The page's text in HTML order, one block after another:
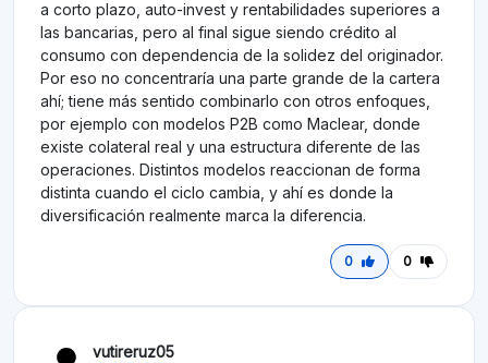
a corto plazo, auto-invest y rentabilidades superiores a
las bancarias, pero al final sigue siendo crédito al
consumo con dependencia de la solidez del originador.
Por eso no concentraría una parte grande de la cartera
ahí; tiene más sentido combinarlo con otros enfoques,
por ejemplo con modelos P2B como Maclear, donde
existe colateral real y una estructura diferente de las
operaciones. Distintos modelos reaccionan de forma
distinta cuando el ciclo cambia, y ahí es donde la
diversificación realmente marca la diferencia.
0 0
vutireruz05